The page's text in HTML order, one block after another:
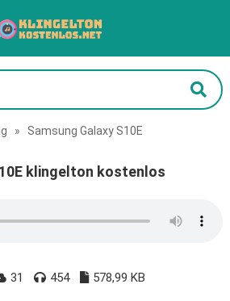
» Samsung Galaxy S10E
klingelton kostenlos
31 454 578,99 KB